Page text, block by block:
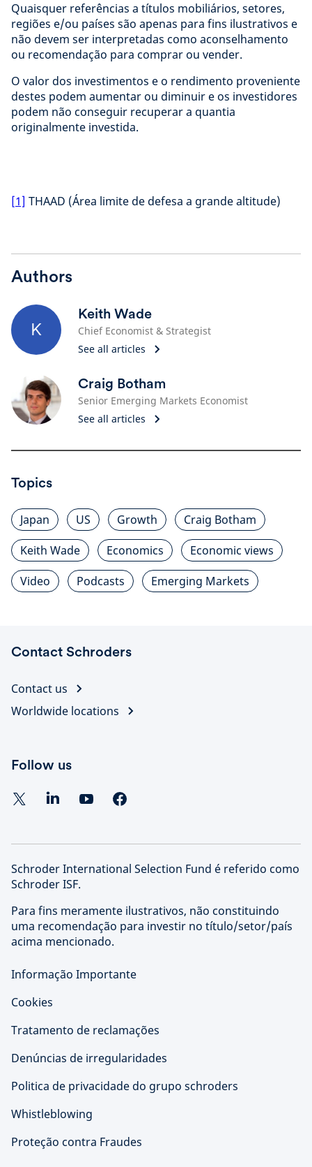
Quaisquer referências a títulos mobiliários, setores,
regiões e/ou países são apenas para fins ilustrativos e
não devem ser interpretadas como aconselhamento
ou recomendação para comprar ou vender.
O valor dos investimentos e o rendimento proveniente
destes podem aumentar ou diminuir e os investidores
podem não conseguir recuperar a quantia
originalmente investida.
[1] THAAD (Área limite de defesa a grande altitude)
Authors
K
Keith Wade
Chief Economist & Strategist
See all articles
Craig Botham
Senior Emerging Markets Economist
See all articles
Topics
Japan US Growth
Craig Botham
Keith Wade
Economics
Economic views
Video
Podcasts Emerging Markets
Contact Schroders
Contact us
Worldwide locations
Follow us
Schroder International Selection Fund é referido como
Schroder ISF.
Para fins meramente ilustrativos, não constituindo
uma recomendação para investir no título/setor/país
acima mencionado.
Informação Importante
Cookies
Tratamento de reclamações
Denúncias de irregularidades
Politica de privacidade do grupo schroders
Whistleblowing
Proteção contra Fraudes